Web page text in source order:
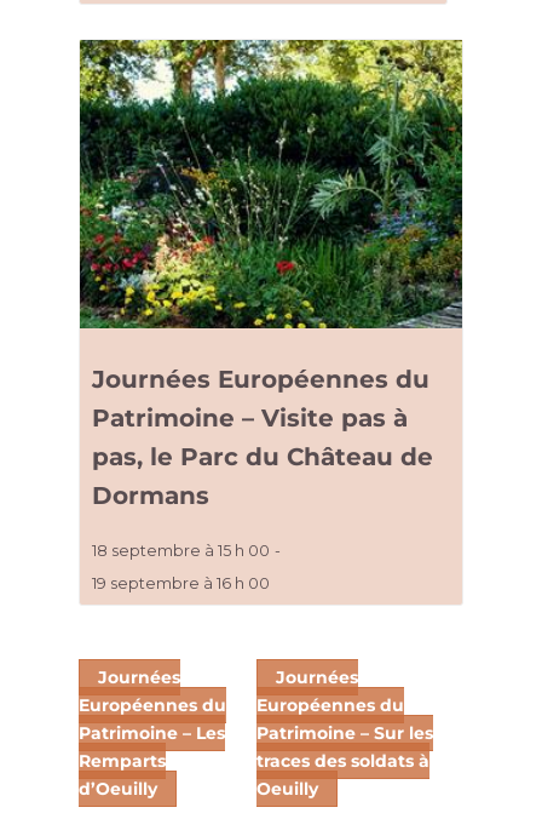
Journées Européennes du
Patrimoine – Visite pas à
pas, le Parc du Château de
Dormans
18 septembre à 15 h 00 -
19 septembre à 16 h 00
Journées
Européennes du
Patrimoine – Les
Remparts
d’Oeuilly
Journées
Européennes du
Patrimoine – Sur les
traces des soldats à
Oeuilly